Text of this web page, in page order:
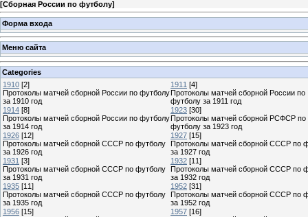
[Сборная России по футболу]
Форма входа
Меню сайта
Categories
1910 [2]
Протоколы матчей сборной России по футболу
за 1910 год
1911 [4]
Протоколы матчей сборной России по
футболу за 1911 год
1914 [8]
Протоколы матчей сборной России по футболу
за 1914 год
1923 [30]
Протоколы матчей сборной РСФСР по
футболу за 1923 год
1926 [12]
Протоколы матчей сборной СССР по футболу
за 1926 год
1927 [15]
Протоколы матчей сборной СССР по
за 1927 год
1931 [3]
Протоколы матчей сборной СССР по футболу
за 1931 год
1932 [11]
Протоколы матчей сборной СССР по
за 1932 год
1935 [11]
Протоколы матчей сборной СССР по футболу
за 1935 год
1952 [31]
Протоколы матчей сборной СССР по
за 1952 год
1956 [15]
1957 [16]